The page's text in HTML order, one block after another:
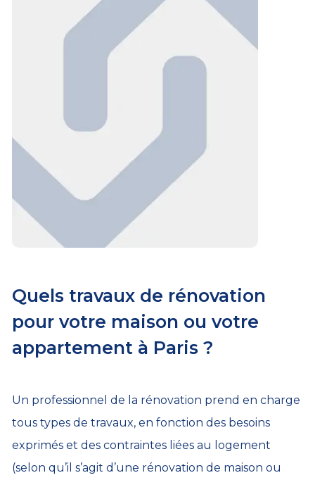
Quels travaux de rénovation
pour votre maison ou votre
appartement à Paris ?
Un professionnel de la rénovation prend en charge
tous types de travaux, en fonction des besoins
exprimés et des contraintes liées au logement
(selon qu’il s’agit d’une rénovation de maison ou